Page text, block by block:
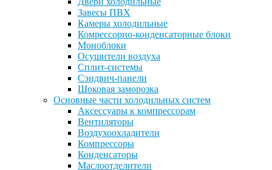
Завесы ПВХ
Камеры холодильные
Комрессорно-конденсаторные блоки
Моноблоки
Осушители воздуха
Сплит-системы
Сэндвич-панели
Шоковая заморозка
Основные части холодильных систем
Аксессуары к компрессорам
Вентиляторы
Воздухоохладители
Компрессоры
Конденсаторы
Маслоотделители